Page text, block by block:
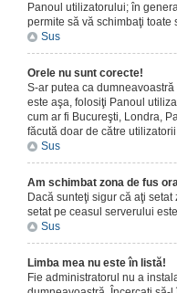
Panoul utilizatorului; în
permite să vă schimbaţi toate
Sus
Orele nu sunt corecte!
S-ar putea ca
este aşa, folosiţi Panoul
cum ar fi Bucureşti, Londra,
făcută doar de către
Sus
Am schimbat zona de fus
Dacă sunteţi sigur că aţi
setat pe ceasul serverului
Sus
Limba mea nu este în listă!
Fie administratorul nu a